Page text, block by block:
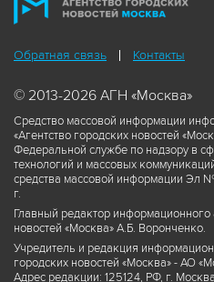
Обратная связь Контакты
© 2013-2026 АГН «Москва»
Средство массовой информации
«Агентство городских новостей
Федеральной службе по надзору в
технологий и массовых
средства массовой информации Эл
г.
Главный редактор информационного
новостей «Москва» А.Б. Воронченко.
Учредитель и редакция
городских новостей «Москва» - АО
Адрес редакции: 125124, РФ, г.